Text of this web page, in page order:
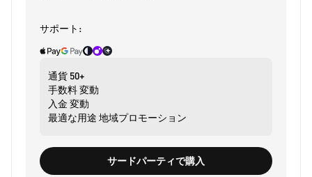
サポート:
通貨 50+
手数料変動
入金 変動
最適な用途 地域プロモーション
サードパーティで購入